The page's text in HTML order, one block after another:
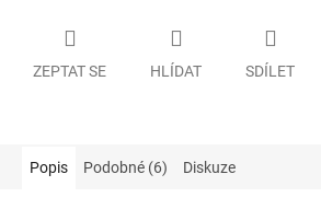
ZEPTAT SE HLÍDAT SDÍLET
Popis Podobné (6) Diskuze